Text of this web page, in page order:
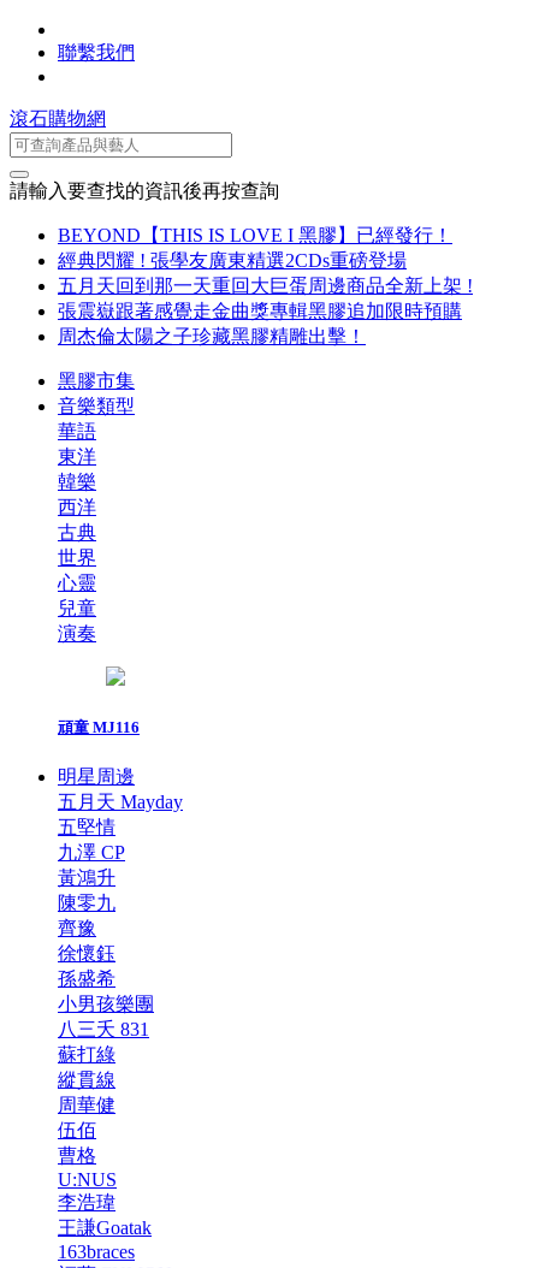
聯繫我們
滾石購物網
請輸入要查找的資訊後再按查詢
BEYOND【THIS IS LOVE I 黑膠】已經發行！
經典閃耀 ! 張學友廣東精選2CDs重磅登場
五月天回到那一天重回大巨蛋周邊商品全新上架 !
張震嶽跟著感覺走金曲獎專輯黑膠追加限時預購
周杰倫太陽之子珍藏黑膠精雕出擊！
黑膠市集
音樂類型
華語
東洋
韓樂
西洋
古典
世界
心靈
兒童
演奏
頑童 MJ116
明星周邊
五月天 Mayday
五堅情
九澤 CP
黃鴻升
陳零九
齊豫
徐懷鈺
孫盛希
小男孩樂團
八三夭 831
蘇打綠
縱貫線
周華健
伍佰
曹格
U:NUS
李浩瑋
王謙Goatak
163braces